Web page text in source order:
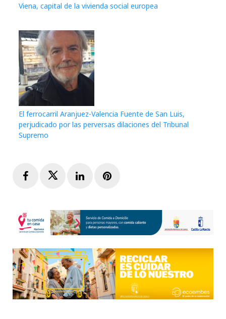
Viena, capital de la vivienda social europea
El ferrocarril Aranjuez-Valencia Fuente de San Luis,
perjudicado por las perversas dilaciones del Tribunal
Supremo
FacebookTwitterLinkedInPinterest